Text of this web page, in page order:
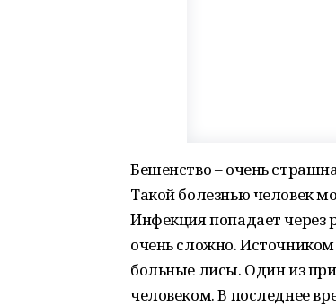
Бешенство – очень
Такой болезнью человек
Инфекция попадает через
очень сложно.
больные лисы. Один из
человеком. В последнее